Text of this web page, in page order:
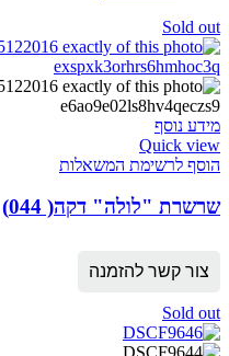
Sold out
מידע נוסף
Quick view
הוסף לרשימת המשאלות
שרשרת "לולה" דקה( 044)
צור קשר להזמנה
Sold out